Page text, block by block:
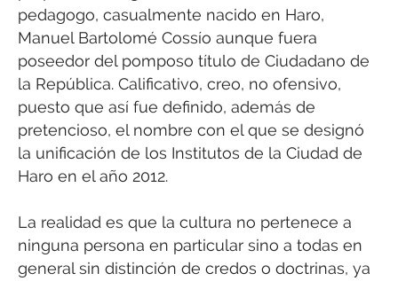
pedagogo, casualmente nacido en Haro,
Manuel Bartolomé Cossío aunque fuera
poseedor del pomposo título de Ciudadano de
la República. Calificativo, creo, no ofensivo,
puesto que así fue definido, además de
pretencioso, el nombre con el que se designó
la unificación de los Institutos de la Ciudad de
Haro en el año 2012.
La realidad es que la cultura no pertenece a
ninguna persona en particular sino a todas en
general sin distinción de credos o doctrinas, ya